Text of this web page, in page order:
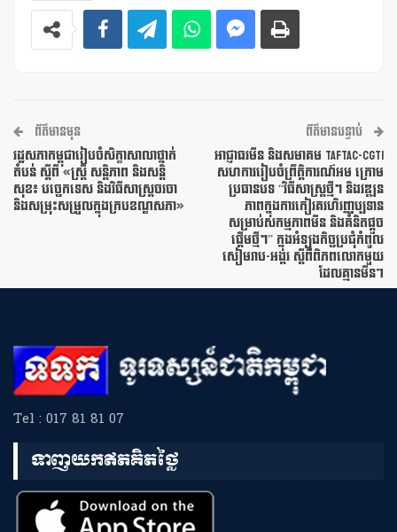
ព័ត៌មានមុន
រដ្ឋសភាកម្ពុជារៀបចំសិក្ខាសាលាថ្នាក់
តំបន់ ស្តីពី «ស្រ្តី សន្តិភាព និងសន្តិ
សុខ៖ បច្ចេកទេស និងវិធីសាស្រ្តចរចា
និងសម្រុះសម្រួលក្នុងក្របខណ្ឌសភា»
ព័ត៌មានបន្ទាប់
អាជ្ញាធរមីន និងសមាគម TAFTAC-CGTI
សហការរៀបចំព្រឹត្តិការណ៍អម ក្រោម
ប្រធានបទ “វិធីសាស្ត្រថ្មីៗ និងវឌ្ឍន
ភាពក្នុងការកៀរគរហិរញ្ញប្បទាន
សម្រាប់សកម្មភាពមីន និងគំនិតផ្តួច
ផ្តើមថ្មីៗ” ក្នុងអំឡុងកិច្ចប្រជុំកំពូល
សៀមរាប-អង្គរ ស្តីពីពិភពលោកមួយ
ដែលគ្មានមីន។
Tel : 017 81 81 07
ទាញយកឥតគិតថ្លៃ